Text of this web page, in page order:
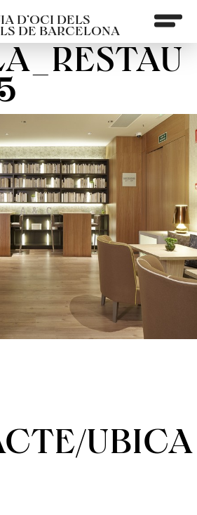
D’OCI DELS
DE BARCELONA
UBICA